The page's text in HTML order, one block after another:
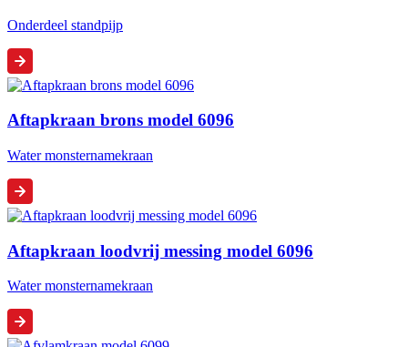
Onderdeel standpijp
Aftapkraan brons model 6096
Water monsternamekraan
Aftapkraan loodvrij messing model 6096
Water monsternamekraan